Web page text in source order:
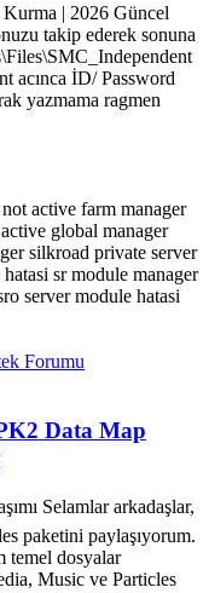
| 2026 Güncel
takip ederek sonuna
acınca İD/ Password
yazmama ragmen
active farm manager
global manager
silkroad private server
sr module manager
server module hatasi
Forumu
Data Map
Selamlar arkadaşlar,
paketini paylaşıyorum.
temel dosyalar
Music ve Particles